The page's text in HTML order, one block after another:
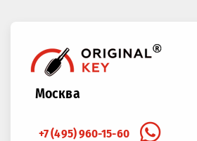
Москва
+7 (495) 960-15-60